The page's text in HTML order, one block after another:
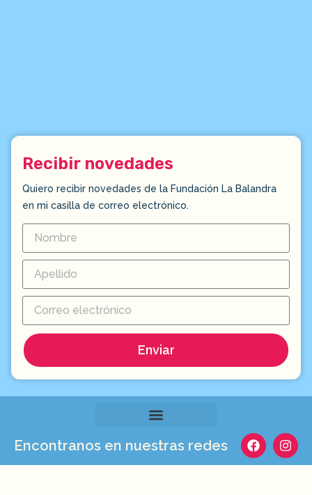
Recibir novedades
Quiero recibir novedades de la Fundación La Balandra
en mi casilla de correo electrónico.
Enviar
Encontranos en nuestras redes